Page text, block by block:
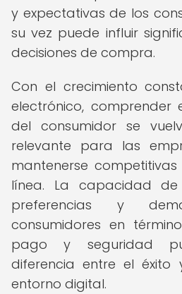
y expectativas de los
su vez puede influir
decisiones de compra.
Con el crecimiento
electrónico, comprender
del consumidor se
relevante para las
mantenerse
línea. La capacidad
preferencias y
consumidores en
pago y seguridad
diferencia entre el
entorno digital.